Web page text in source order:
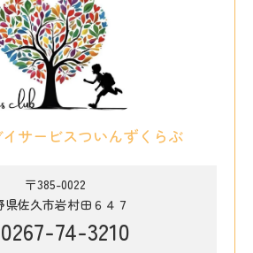
サービスついんずくらぶ
〒385-0022
県佐久市岩村田６４７
0267-74-3210